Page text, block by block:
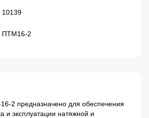
10139
ПТМ16-2
2 предназначено для обеспечения
и эксплуатации натяжной и